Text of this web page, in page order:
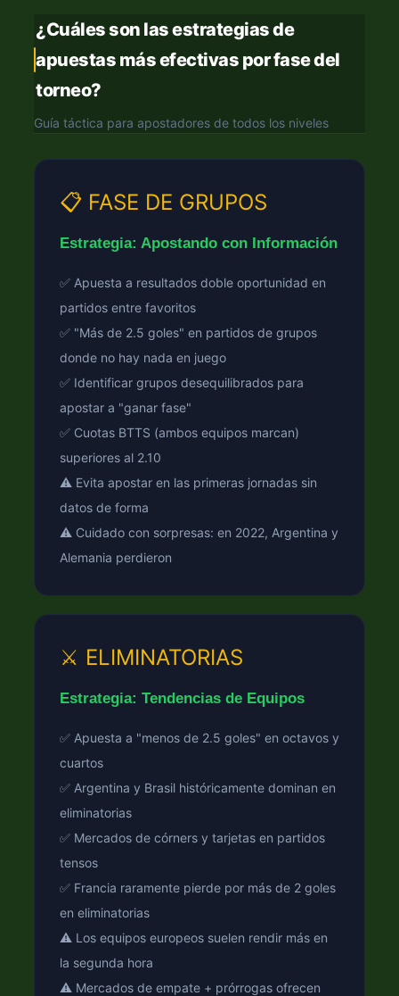
¿Cuáles son las estrategias de
apuestas más efectivas por fase del
torneo?
Guía táctica para apostadores de todos los niveles
📋 FASE DE GRUPOS
Estrategia: Apostando con Información
✅ Apuesta a resultados doble oportunidad en
partidos entre favoritos
✅ "Más de 2.5 goles" en partidos de grupos
donde no hay nada en juego
✅ Identificar grupos desequilibrados para
apostar a "ganar fase"
✅ Cuotas BTTS (ambos equipos marcan)
superiores al 2.10
⚠️ Evita apostar en las primeras jornadas sin
datos de forma
⚠️ Cuidado con sorpresas: en 2022, Argentina y
Alemania perdieron
⚔️ ELIMINATORIAS
Estrategia: Tendencias de Equipos
✅ Apuesta a "menos de 2.5 goles" en octavos y
cuartos
✅ Argentina y Brasil históricamente dominan en
eliminatorias
✅ Mercados de córners y tarjetas en partidos
tensos
✅ Francia raramente pierde por más de 2 goles
en eliminatorias
⚠️ Los equipos europeos suelen rendir más en
la segunda hora
⚠️ Mercados de empate + prórrogas ofrecen